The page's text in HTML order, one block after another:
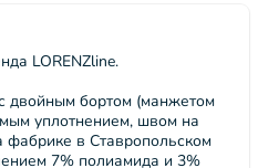
LORENZline.
двойным бортом (манжетом
уплотнением, швом на
фабрике в Ставропольском
7% полиамида и 3%